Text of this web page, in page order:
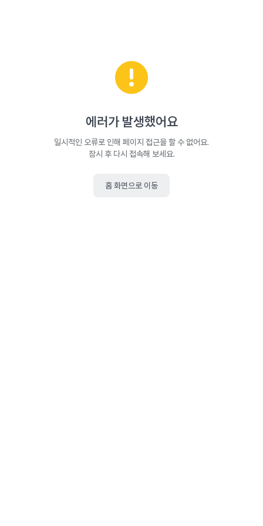
에러가 발생했어요
일시적인 오류로 인해 페이지 접근을 할 수 없어요.
잠시 후 다시 접속해 보세요.
홈 화면으로 이동